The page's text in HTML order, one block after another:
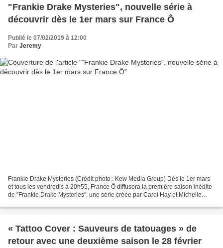
"Frankie Drake Mysteries", nouvelle série à
découvrir dès le 1er mars sur France Ô
Publié le 07/02/2019 à 12:00
Par Jeremy
Frankie Drake Mysteries (Crédit photo : Kew Media Group) Dès le 1er mars
et tous les vendredis à 20h55, France Ô diffusera la première saison inédite
de "Frankie Drake Mysteries", une série créée par Carol Hay et Michelle
« Tattoo Cover : Sauveurs de tatouages » de
retour avec une deuxième saison le 28 février